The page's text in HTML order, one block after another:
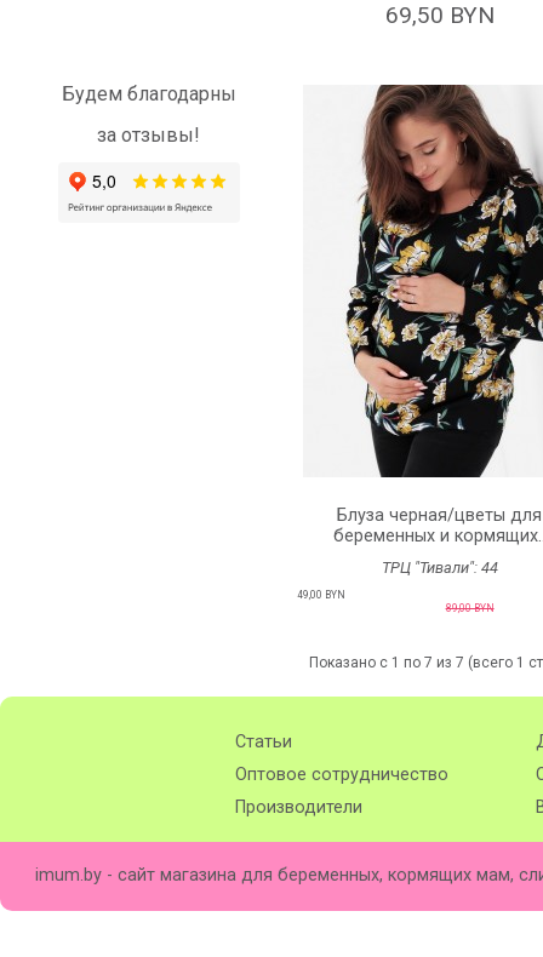
Будем благодарны
за отзывы!
69,50 BYN
Блуза черная/цветы для
беременных и
ТРЦ "Тивали": 44
49,00 BYN
89,00 BYN
Показано с 1 по 7 из 7 (всего 1
Статьи
Оптовое сотрудничество
Производители
imum.by - сайт магазина для беременных, кормящих мам,